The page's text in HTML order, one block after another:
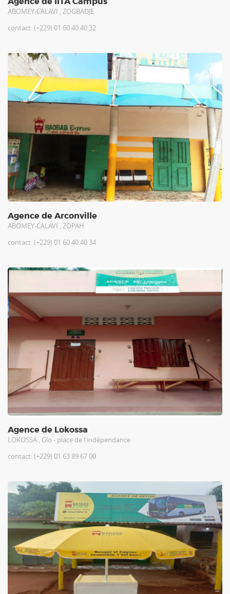
ABOMEY-CALAVI , ZOGBADJE
contact: (+229) 01 60 40 40 32
Agence de Arconville
ABOMEY-CALAVI , ZOPAH
contact: (+229) 01 60 40 40 34
Agence de Lokossa
LOKOSSA , Glo - place de l'indépendance
contact: (+229) 01 63 89 67 00